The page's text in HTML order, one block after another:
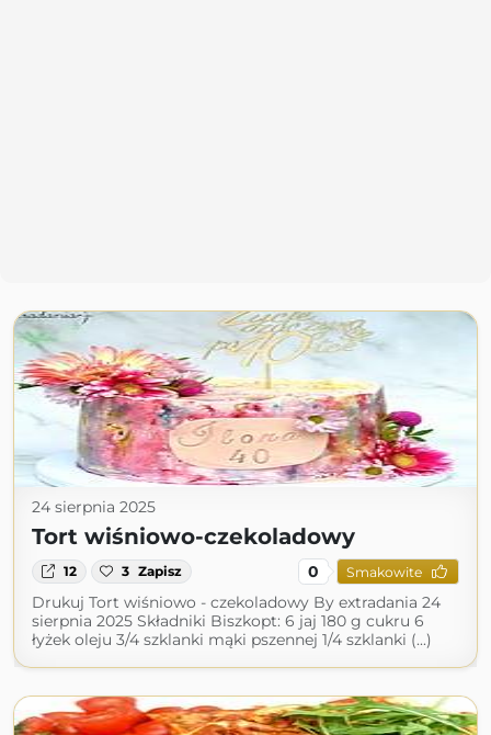
24 sierpnia 2025
Tort wiśniowo-czekoladowy
12 3 Zapisz 0 Smakowite
Drukuj Tort wiśniowo - czekoladowy By extradania 24
sierpnia 2025 Składniki Biszkopt: 6 jaj 180 g cukru 6
łyżek oleju 3/4 szklanki mąki pszennej 1/4 szklanki (...)